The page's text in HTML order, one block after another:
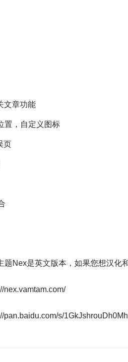
文章功能
置，自定义图标
页
题Nex是英文版本，如果您想汉化
nex.vamtam.com/
pan.baidu.com/s/